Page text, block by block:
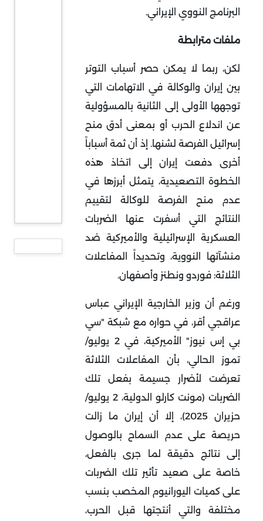
البرنامج النووي الإيراني.
ملفات مترابطة
لكن، ربما لا يمكن حصر أسباب التوتر
بين إيران والوكالة في الاتهامات التي
توجهها الأولى إلى الثانية بالمسؤولية
عن اندلاع الحرب أو بمعنى أدق منح
إسرائيل الفرصة لشنها. إذ أن ثمة أسباباً
أخرى دفعت إيران إلى اتخاذ هذه
الخطوة التصعيدية، يتمثل أبرزها في
عدم منح الفرصة للوكالة لتقييم
النتائج التي أسفرت عنها الضربات
العسكرية الإسرائيلية والأميركية ضد
منشآتها النووية، وتحديداً المفاعلات
الثلاثة: فوردو ونطنز وأصفهان.
ورغم أن وزير الخارجية الإيراني عباس
عراقجي أقر، في حواره مع شبكة "سي
بي إس نيوز" الأميركية، في 2 يوليو/
تموز الحالي، بأن المفاعلات الثلاثة
تعرضت لأضرار جسيمة بفعل تلك
الضربات (مونت كارلو الدولية، 2 يوليو/
حزيران 2025)، إلا أن إيران ما زالت
حريصة على عدم السماح بالوصول
إلى نتائج دقيقة لما جرى بالفعل،
خاصة على صعيد تأثير تلك الضربات
على كميات اليورانيوم المخصب بنسب
مختلفة والتي أنتجتها قبل الحرب،